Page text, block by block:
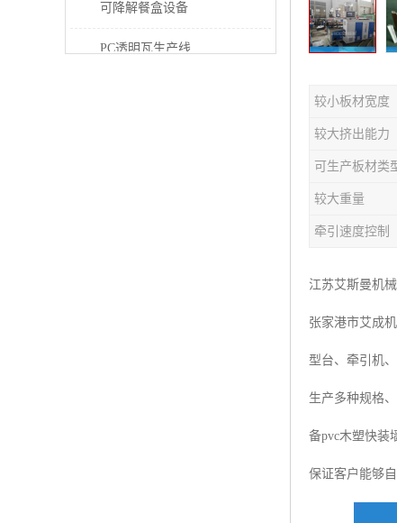
可降解餐盒设备
PC透明瓦生产线
较小板材宽度
较大挤出能力
可生产板材类
较大重量
牵引速度控制
江苏艾斯曼机
张家港市艾成
型台、牵引机
生产多种规格
备pvc木塑快装
保证客户能够